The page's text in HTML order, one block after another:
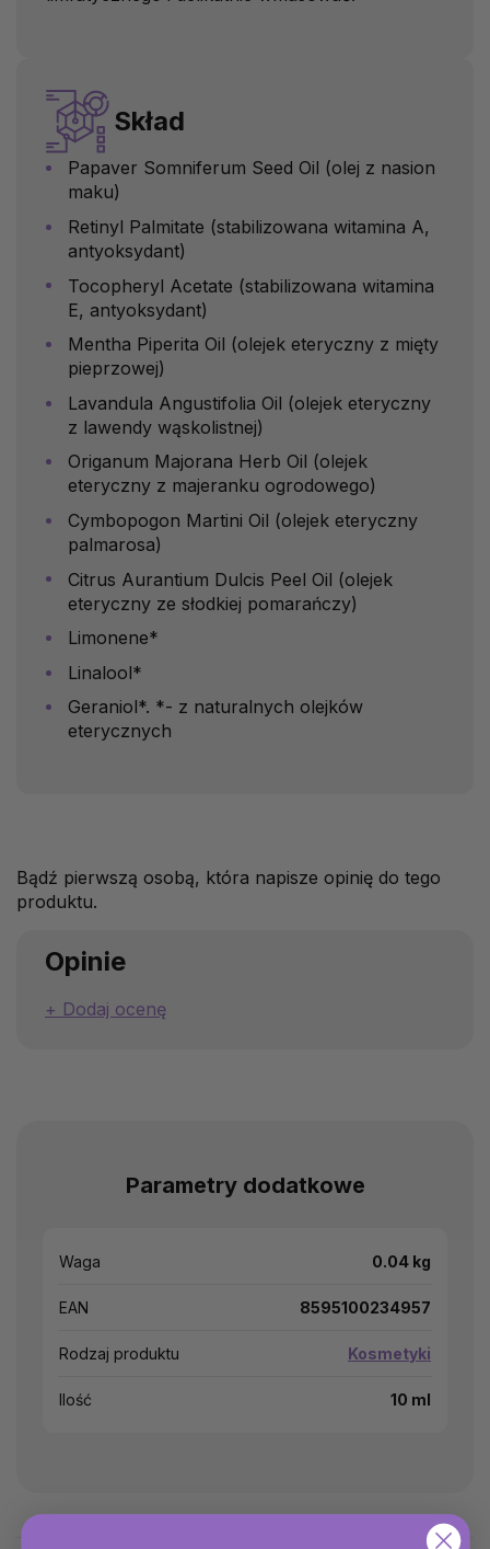
Skład
Papaver Somniferum Seed Oil (olej z nasion
maku)
Retinyl Palmitate (stabilizowana witamina A,
antyoksydant)
Tocopheryl Acetate (stabilizowana witamina
E, antyoksydant)
Mentha Piperita Oil (olejek eteryczny z mięty
pieprzowej)
Lavandula Angustifolia Oil (olejek eteryczny
z lawendy wąskolistnej)
Origanum Majorana Herb Oil (olejek
eteryczny z majeranku ogrodowego)
Cymbopogon Martini Oil (olejek eteryczny
palmarosa)
Citrus Aurantium Dulcis Peel Oil (olejek
eteryczny ze słodkiej pomarańczy)
Limonene*
Linalool*
Geraniol*. *- z naturalnych olejków
eterycznych
Bądź pierwszą osobą, która napisze opinię do tego
produktu.
Opinie
Dodaj ocenę
Parametry dodatkowe
Waga 0.04 kg
EAN 8595100234957
Rodzaj produktu Kosmetyki
Ilość 10 ml